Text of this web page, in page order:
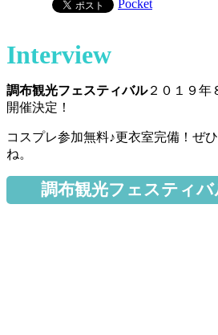
Pocket
Interview
調布観光フェスティバル２０１９年
開催決定！
コスプレ参加無料♪更衣室完備！ぜ
ね。
調布観光フェスティバ